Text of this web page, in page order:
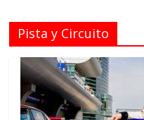
Pista y Circuito